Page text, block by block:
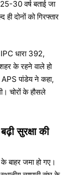
30 वर्ष बताई जा
दोनों को गिरफ्तार
धारा 392,
के रहने वाले हो
APS पांडेय ने कहा,
चोरों के हौसले
सुरक्षा की
बाहर जमा हो गए।